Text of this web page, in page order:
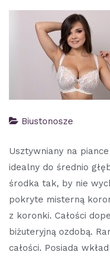
Biustonosze
Usztywniany na
idealny do średnio
środka tak, by nie
pokryte misterną
z koronki. Całości
biżuteryjną ozdobą.
całości. Posiada